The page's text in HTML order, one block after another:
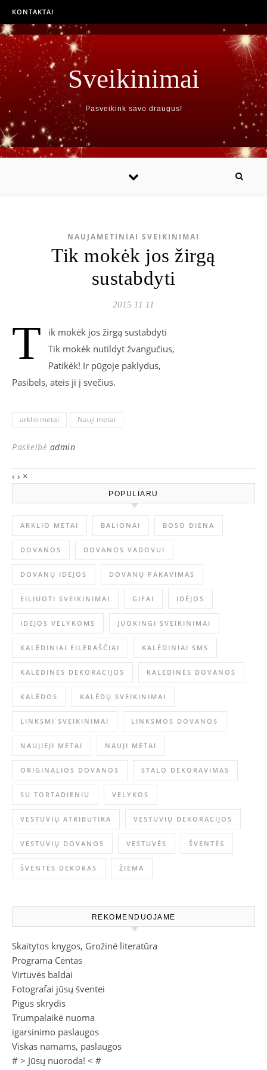
KONTAKTAI
Sveikinimai
Pasveikink savo draugus!
NAUJAMETINIAI SVEIKINIMAI
Tik mokėk jos žirgą
sustabdyti
2015 11 11
T
ik mokėk jos žirgą sustabdyti
Tik mokėk nutildyt žvangučius,
Patikėk! Ir pūgoje paklydus,
Pasibels, ateis ji į svečius.
arklio metai Nauji metai
Paskelbė admin
‹ › ×
POPULIARU
ARKLIO METAI BALIONAI BOSO DIENA
DOVANOS DOVANOS VADOVUI
DOVANŲ IDĖJOS DOVANŲ PAKAVIMAS
EILIUOTI SVEIKINIMAI GIFAI IDĖJOS
IDĖJOS VELYKOMS JUOKINGI SVEIKINIMAI
KALĖDINIAI EILĖRAŠČIAI KALĖDINIAI SMS
KALĖDINĖS DEKORACIJOS KALĖDINĖS DOVANOS
KALĖDOS KALĖDŲ SVEIKINIMAI
LINKSMI SVEIKINIMAI LINKSMOS DOVANOS
NAUJIEJI METAI NAUJI METAI
ORIGINALIOS DOVANOS STALO DEKORAVIMAS
SU TORTADIENIU VELYKOS
VESTUVIŲ ATRIBUTIKA VESTUVIŲ DEKORACIJOS
VESTUVIŲ DOVANOS VESTUVĖS ŠVENTĖS
ŠVENTĖS DEKORAS ŽIEMA
REKOMENDUOJAME
Skaitytos knygos, Grožinė literatūra
Programa Centas
Virtuvės baldai
Fotografai jūsų šventei
Pigus skrydis
Trumpalaikė nuoma
igarsinimo paslaugos
Viskas namams, paslaugos
# > Jūsų nuoroda! < #